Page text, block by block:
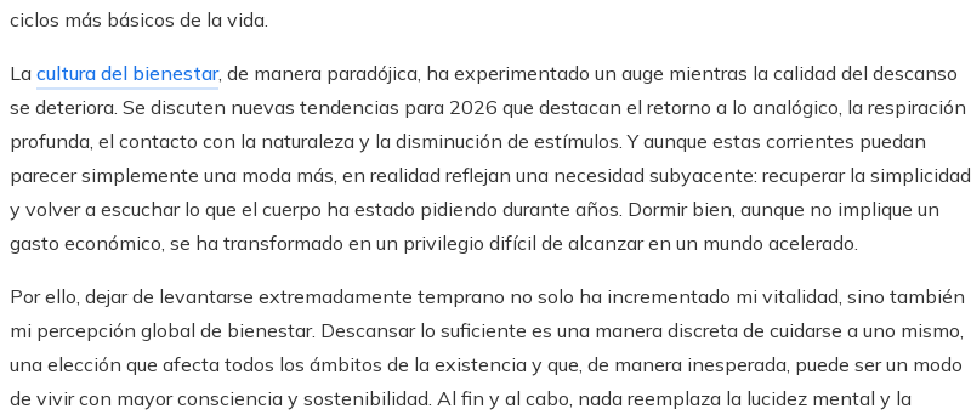
ciclos más básicos de la vida.
La cultura del bienestar, de manera paradójica, ha experimentado un auge mientras la calidad del descanso
se deteriora. Se discuten nuevas tendencias para 2026 que destacan el retorno a lo analógico, la respiración
profunda, el contacto con la naturaleza y la disminución de estímulos. Y aunque estas corrientes puedan
parecer simplemente una moda más, en realidad reflejan una necesidad subyacente: recuperar la simplicidad
y volver a escuchar lo que el cuerpo ha estado pidiendo durante años. Dormir bien, aunque no implique un
gasto económico, se ha transformado en un privilegio difícil de alcanzar en un mundo acelerado.
Por ello, dejar de levantarse extremadamente temprano no solo ha incrementado mi vitalidad, sino también
mi percepción global de bienestar. Descansar lo suficiente es una manera discreta de cuidarse a uno mismo,
una elección que afecta todos los ámbitos de la existencia y que, de manera inesperada, puede ser un modo
de vivir con mayor consciencia y sostenibilidad. Al fin y al cabo, nada reemplaza la lucidez mental y la